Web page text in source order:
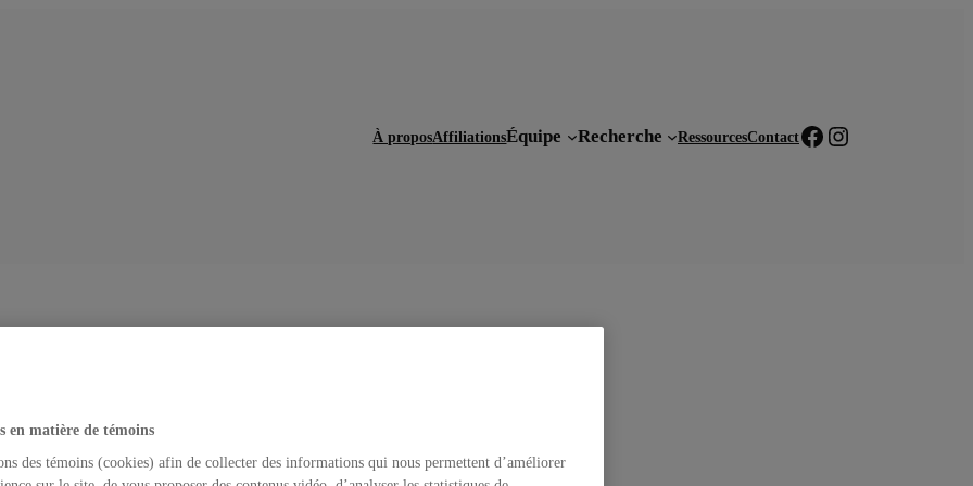
À proposAffiliationsÉquipe Recherche RessourcesContactFacebook
Instagram
Ressources
en matière de témoins
des témoins (cookies) afin de collecter des informations qui nous permettent d’améliorer